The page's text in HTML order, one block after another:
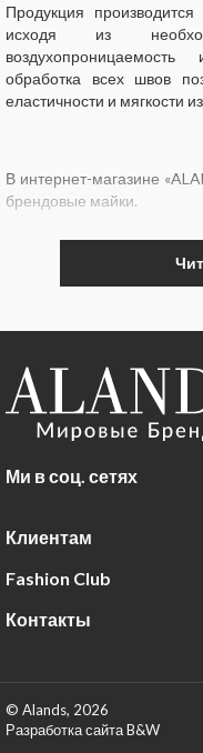
Продукция
исходя из
обработка всех швов
еластичности и мягкости
В интернет-магазине
брендовые майки.
Ми в соц. сетях
Клиентам
Fashion Club
Контакты
© Alands, 2026
Разработка сайта B&W